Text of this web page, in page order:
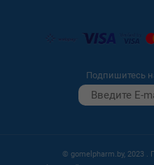
Подпишитесь
© gomelpharm.by, 2023 .